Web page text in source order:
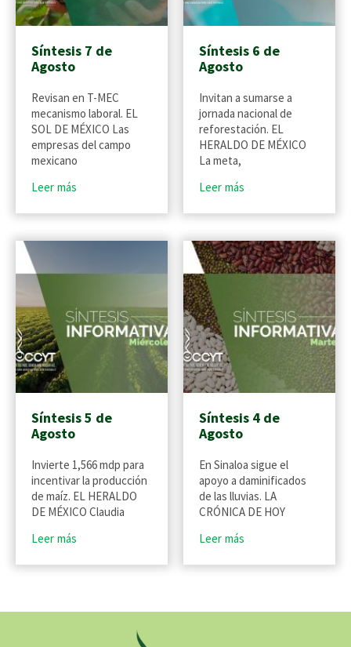
Síntesis 7 de
Agosto
Revisan en T-MEC
mecanismo laboral. EL
SOL DE MÉXICO Las
empresas del campo
mexicano
Leer más
Síntesis 6 de
Agosto
Invitan a sumarse a
jornada nacional de
reforestación. EL
HERALDO DE MÉXICO
La meta,
Leer más
Síntesis 5 de
Agosto
Invierte 1,566 mdp para
incentivar la producción
de maíz. EL HERALDO
DE MÉXICO Claudia
Leer más
Síntesis 4 de
Agosto
En Sinaloa sigue el
apoyo a daminificados
de las lluvias. LA
CRÓNICA DE HOY
Leer más